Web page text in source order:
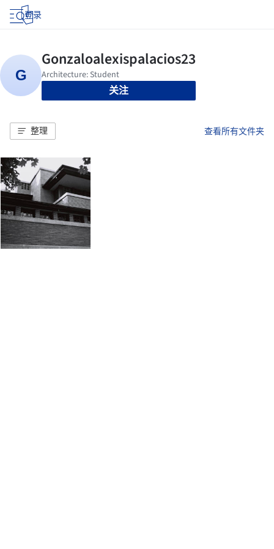
登录
关注
整理 查看所有文件夹